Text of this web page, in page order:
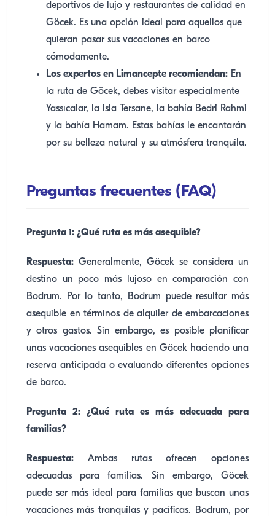
deportivos de lujo y restaurantes de calidad en
Göcek. Es una opción ideal para aquellos que
quieran pasar sus vacaciones en barco
cómodamente.
Los expertos en Limancepte recomiendan: En
la ruta de Göcek, debes visitar especialmente
Yassıcalar, la isla Tersane, la bahía Bedri Rahmi
y la bahía Hamam. Estas bahías le encantarán
por su belleza natural y su atmósfera tranquila.
Preguntas frecuentes (FAQ)
Pregunta 1: ¿Qué ruta es más asequible?
Respuesta: Generalmente, Göcek se considera un
destino un poco más lujoso en comparación con
Bodrum. Por lo tanto, Bodrum puede resultar más
asequible en términos de alquiler de embarcaciones
y otros gastos. Sin embargo, es posible planificar
unas vacaciones asequibles en Göcek haciendo una
reserva anticipada o evaluando diferentes opciones
de barco.
Pregunta 2: ¿Qué ruta es más adecuada para
familias?
Respuesta: Ambas rutas ofrecen opciones
adecuadas para familias. Sin embargo, Göcek
puede ser más ideal para familias que buscan unas
vacaciones más tranquilas y pacíficas. Bodrum, por